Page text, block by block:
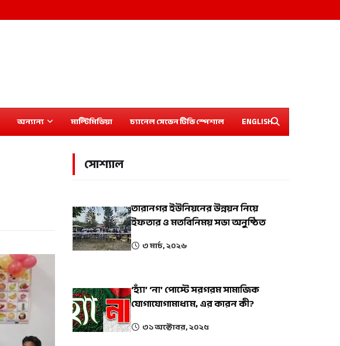
অন্যান্য মাল্টিমিডিয়া চ্যানেল সেভেন টিভি স্পেশাল ENGLISH
সোশ্যাল
তারানগর ইউনিয়নের উন্নয়ন নিয়ে
ইফতার ও মতবিনিময় সভা অনুষ্ঠিত
৩ মার্চ, ২০২৬
‘হ্যাঁ’ ‘না’ পোস্টে সরগরম সামাজিক
যোগাযোগামাধ্যম, এর কারন কী?
৩১ অক্টোবর, ২০২৫